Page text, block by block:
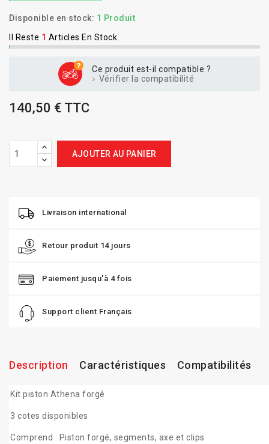
Disponible en stock: 1 Produit
Il Reste 1 Articles En Stock
Ce produit est-il compatible ?
Vérifier la compatibilité
140,50 € TTC
AJOUTER AU PANIER
Livraison international
Retour produit 14 jours
Paiement jusqu'à 4 fois
Support client Français
Description Caractéristiques Compatibilités
Kit piston Athena forgé
3 cotes disponibles
Comprend : Piston forgé, segments, axe et clips